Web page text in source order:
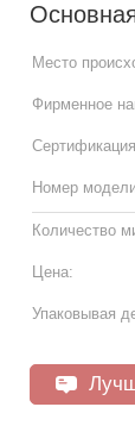
Место
Фирменное
Номер
Количество
Цена:
Упаковывая